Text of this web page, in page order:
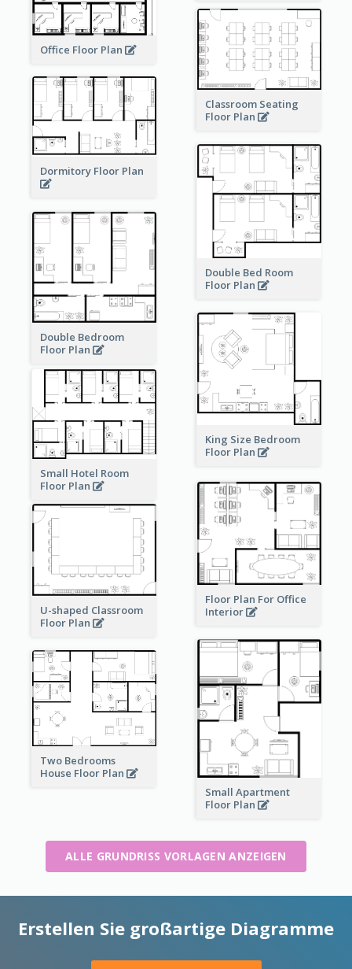
Office Floor Plan
Classroom Seating
Floor Plan
Dormitory Floor Plan
Double Bed Room
Floor Plan
Double Bedroom
Floor Plan
King Size Bedroom
Floor Plan
Small Hotel Room
Floor Plan
Floor Plan For Office
Interior
U-shaped Classroom
Floor Plan
Small Apartment
Floor Plan
Two Bedrooms
House Floor Plan
ALLE GRUNDRISS VORLAGEN ANZEIGEN
Erstellen Sie großartige Diagramme